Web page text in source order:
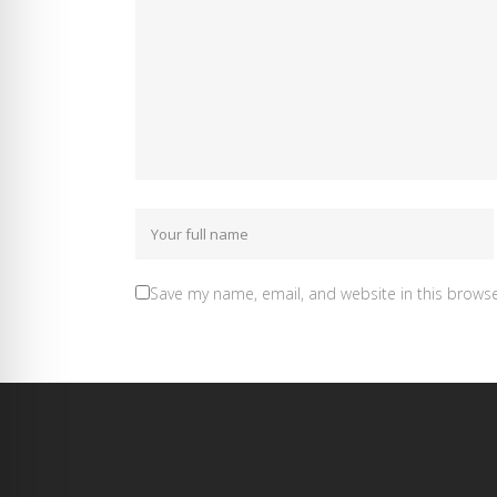
Save my name, email, and website in this